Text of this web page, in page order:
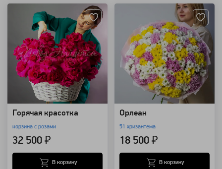
Горячая красотка
корзина с розами
32 500 ₽
В корзину
Орлеан
51 хризантема
18 500 ₽
В корзину